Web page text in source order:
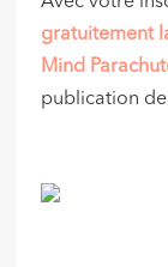
gratuitement
Mind
publication